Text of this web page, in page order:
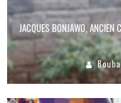
JACQUES BONJAWO, ANCIEN